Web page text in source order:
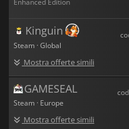
Kinguin
Steam · Global
Mostra offerte simili
GAMESEAL
Steam · Europe
Mostra offerte simili